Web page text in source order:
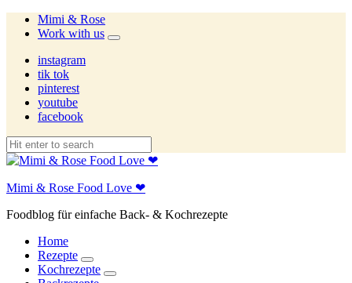
Mimi & Rose
Work with us
expand
instagram
tik tok
pinterest
youtube
facebook
Mimi & Rose Food Love ❤
Foodblog für einfache Back- & Kochrezepte
Home
Rezepte
expand
child
Kochrezepte
expand